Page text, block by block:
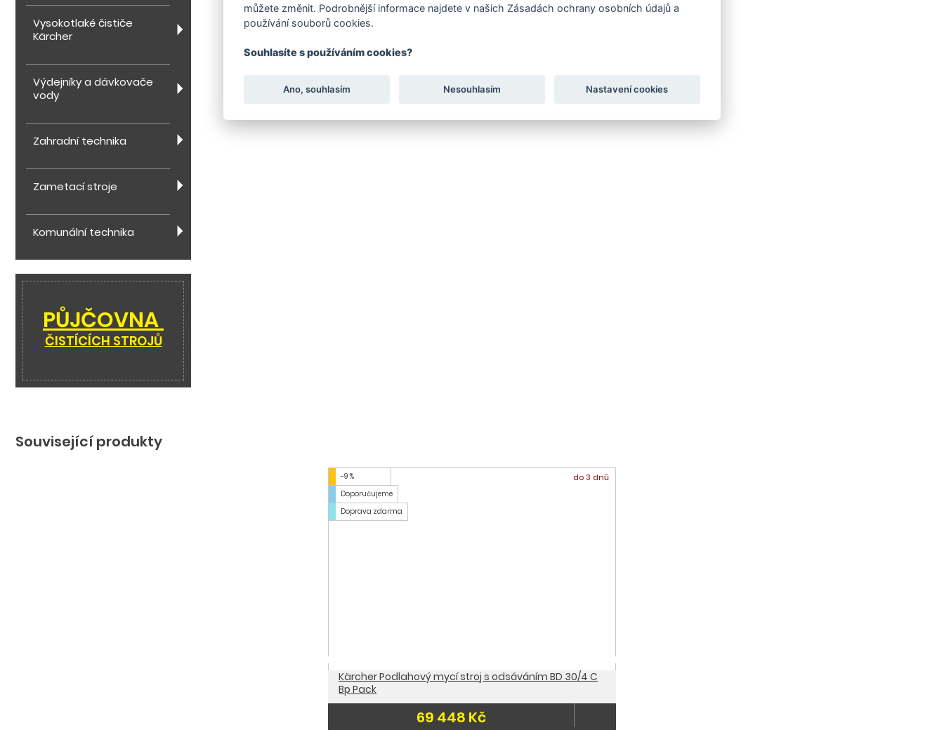
Vysokotlaké čističe
Kärcher
Výdejníky a dávkovače
vody
Zahradní technika
Zametací stroje
Komunální technika
PŮJČOVNA
ČISTÍCÍCH STROJŮ
Související produkty
-9 %
Doporučujeme
Doprava zdarma
do 3 dnů
Kärcher Podlahový mycí stroj s odsáváním BD 30/4 C
Bp Pack
69 448 Kč
můžete změnit. Podrobnější informace najdete v našich Zásadách ochrany osobních údajů a
používání souborů cookies.
Souhlasíte s používáním cookies?
Ano, souhlasím Nesouhlasím Nastavení cookies